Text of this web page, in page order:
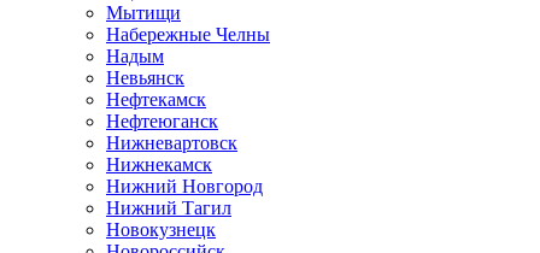
Мытищи
Набережные Челны
Надым
Невьянск
Нефтекамск
Нефтеюганск
Нижневартовск
Нижнекамск
Нижний Новгород
Нижний Тагил
Новокузнецк